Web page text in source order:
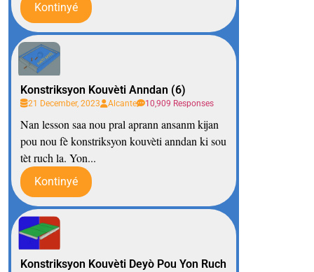
Kontinyé
Konstriksyon Kouvèti Anndan (6)
21 December, 2023 Alcante 10,909 Responses
Nan lesson saa nou pral aprann ansanm kijan
pou nou fè konstriksyon kouvèti anndan ki sou
tèt ruch la. Yon...
Kontinyé
Konstriksyon Kouvèti Deyò Pou Yon Ruch